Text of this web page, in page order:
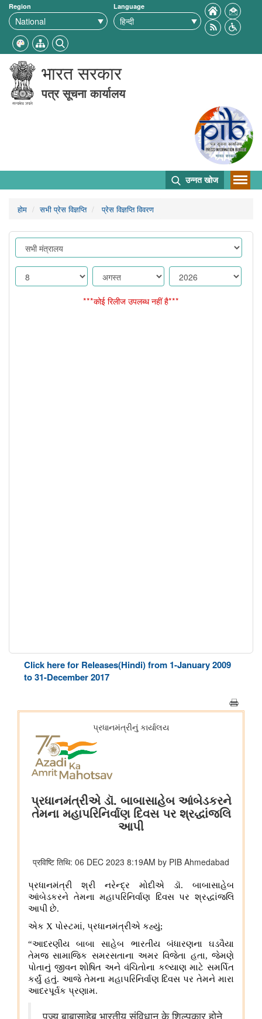
Region Language
भारत सरकार
पत्र सूचना कार्यालय
उन्नत खोज
होम सभी प्रेस विज्ञप्ति प्रेस विज्ञप्ति विवरण
***कोई रिलीज उपलब्ध नहीं है***
Click here for Releases(Hindi) from 1-January 2009
to 31-December 2017